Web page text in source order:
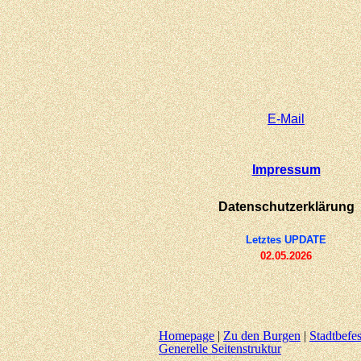
E-Mail
Impressum
Datenschutzerklärung
Letztes UPDATE
02.05.2026
Homepage|Zu den Burgen|
Generelle Seitenstruktur